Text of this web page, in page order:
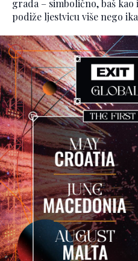
grada – simbolično, baš kao
podiže ljestvicu više nego